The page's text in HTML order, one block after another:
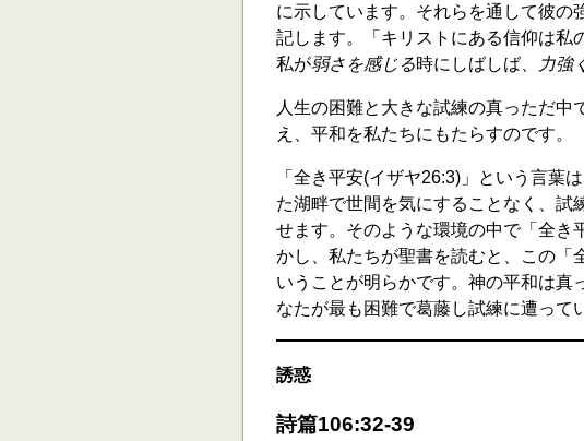
に示しています。それらを通して彼の
記します。「キリストにある信仰は私
私が弱さを感じる時にしばしば、 力強
人生の困難と大きな試練の真っただ
え、平和を私たちにもたらすのです。
「全き平安(イザヤ26:3)」という言葉
た湖畔で世間を気にすることなく、試
せます。そのような環境の中で「全き
かし、私たちが聖書を読むと、この「
いうことが明らかです。神の平和は真
なたが最も困難で葛藤し試練に遭って
誘惑
詩篇106:32-39